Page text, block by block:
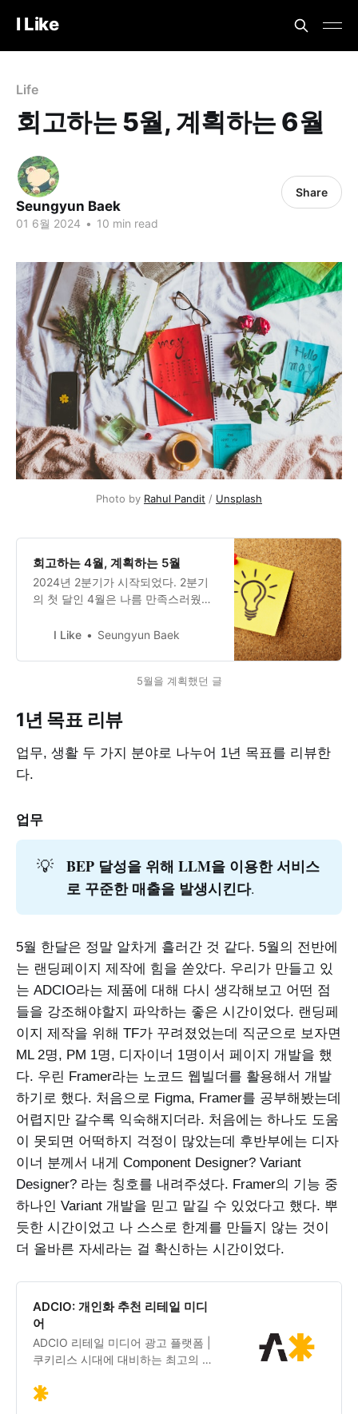
I Like
Life
회고하는 5월, 계획하는 6월
Seungyun Baek
01 6월 2024 • 10 min read
Share
Photo by Rahul Pandit / Unsplash
회고하는 4월, 계획하는 5월
2024년 2분기가 시작되었다. 2분기
의 첫 달인 4월은 나름 만족스러웠던
닌 내 생활들에서도 많은 경험을 했
회고하는 3월, 계획하는 4월3월에는
본격적으로 개강도 했기에 삶에서 고
어지는 한 달이었다. 쉽게 말하자면,
하던거 계속 하느라 새로운 거 많이
할 수
I Like Seungyun Baek
5월을 계획했던 글
1년 목표 리뷰
업무, 생활 두 가지 분야로 나누어 1년 목표를 리뷰한
다.
업무
💡
BEP 달성을 위해 LLM을 이용한 서비스
로 꾸준한 매출을 발생시킨다.
5월 한달은 정말 알차게 흘러간 것 같다. 5월의 전반에
는 랜딩페이지 제작에 힘을 쏟았다. 우리가 만들고 있
는 ADCIO라는 제품에 대해 다시 생각해보고 어떤 점
들을 강조해야할지 파악하는 좋은 시간이었다. 랜딩페
이지 제작을 위해 TF가 꾸려졌었는데 직군으로 보자면
ML 2명, PM 1명, 디자이너 1명이서 페이지 개발을 했
다. 우린 Framer라는 노코드 웹빌더를 활용해서 개발
하기로 했다. 처음으로 Figma, Framer를 공부해봤는데
어렵지만 갈수록 익숙해지더라. 처음에는 하나도 도움
이 못되면 어떡하지 걱정이 많았는데 후반부에는 디자
이너 분께서 내게 Component Designer? Variant
Designer? 라는 칭호를 내려주셨다. Framer의 기능 중
하나인 Variant 개발을 믿고 맡길 수 있었다고 했다. 뿌
듯한 시간이었고 나 스스로 한계를 만들지 않는 것이
더 올바른 자세라는 걸 확신하는 시간이었다.
ADCIO: 개인화 추천 리테일 미디
어
ADCIO 리테일 미디어 광고 플랫폼 |
쿠키리스 시대에 대비하는 최고의 선
극대화. 커머스 플랫폼을 위한 광고